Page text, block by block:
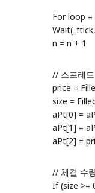
For loop
n = n + 1
// 스프레
price =
size =
aPt[0] =
aPt[1] =
aPt[2] =
// 체결 수
If (size >=